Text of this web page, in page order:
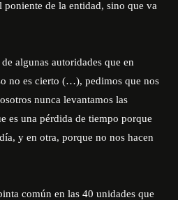
poniente de la entidad, sino que va
algunas autoridades que en
no es cierto (…), pedimos que nos
nunca levantamos las
es una pérdida de tiempo porque
y en otra, porque no nos hacen
común en las 40 unidades que